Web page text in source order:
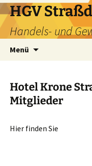
HGV
Handels- und
Menü
Hotel Krone
Mitglieder
Hier finden Sie